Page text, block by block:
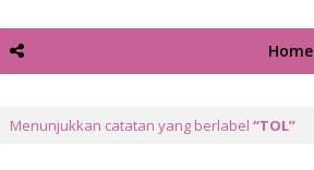
Home
Menunjukkan catatan yang berlabel TOL